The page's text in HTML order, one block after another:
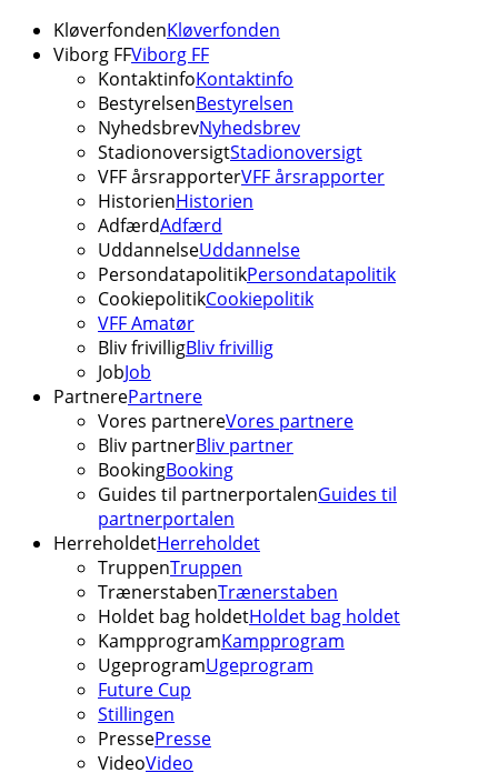
KløverfondenKløverfonden
Viborg FFViborg FF
KontaktinfoKontaktinfo
BestyrelsenBestyrelsen
NyhedsbrevNyhedsbrev
StadionoversigtStadionoversigt
VFF årsrapporterVFF årsrapporter
HistorienHistorien
AdfærdAdfærd
UddannelseUddannelse
PersondatapolitikPersondatapolitik
CookiepolitikCookiepolitik
VFF Amatør
Bliv frivilligBliv frivillig
JobJob
PartnerePartnere
Vores partnereVores partnere
Bliv partnerBliv partner
BookingBooking
Guides til partnerportalenGuides til
partnerportalen
HerreholdetHerreholdet
TruppenTruppen
TrænerstabenTrænerstaben
Holdet bag holdetHoldet bag holdet
KampprogramKampprogram
UgeprogramUgeprogram
Future Cup
Stillingen
PressePresse
VideoVideo